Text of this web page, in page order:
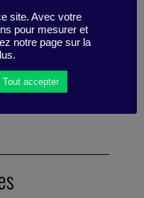
sociale
site. Avec votre
pour mesurer et
notre page sur la
Tout accepter